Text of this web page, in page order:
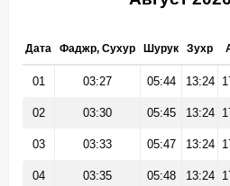
Дата Фаджр, Сухур Шурук Зухр
01 03:27 05:44 13:24
02 03:30 05:45 13:24
03 03:33 05:47 13:24
04 03:35 05:48 13:24